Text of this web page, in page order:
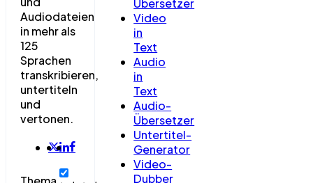
Audiodateien
in mehr als
125
Sprachen
transkribieren,
untertiteln
und
vertonen.
Übersetzer
Video
in
Text
Audio
in
Text
Audio-
Übersetzer
Untertitel-
Generator
Video-
Dubber